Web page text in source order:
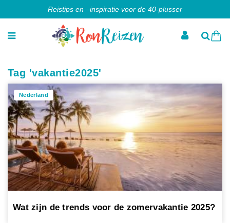
Reistips en –inspiratie voor de 40-plusser
Tag 'vakantie2025'
Nederland
Wat zijn de trends voor de zomervakantie 2025?